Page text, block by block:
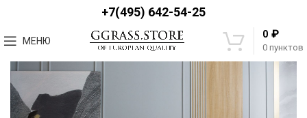
+7(495) 642-54-25
МЕНЮ
0 пунктов
0 ₽